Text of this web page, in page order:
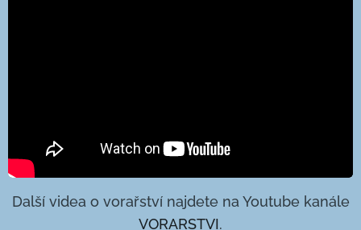
Další videa o vorařství najdete na Youtube kanále
VORARSTVI.